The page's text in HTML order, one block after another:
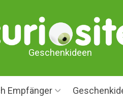
Geschenkideen
Empfänger